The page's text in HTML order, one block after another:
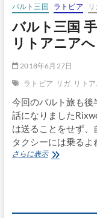
の
ア
ト
リ
バルト三国 ラトビア
バルト三国
リトアニアへ
2018年6月27日
ラトビア リガ リト
今回のバルト旅も後
話になりました
は送ることをせず、
タクシーには乗る
さらに表示バ